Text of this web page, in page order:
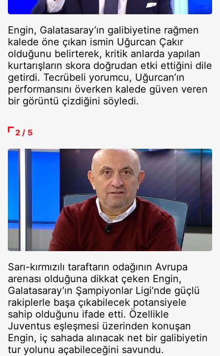
Engin, Galatasaray’ın galibiyetine rağmen
kalede öne çıkan ismin Uğurcan Çakır
olduğunu belirterek, kritik anlarda yapılan
kurtarışların skora doğrudan etki ettiğini dile
getirdi. Tecrübeli yorumcu, Uğurcan’ın
performansını överken kalede güven veren
bir görüntü çizdiğini söyledi.
2 / 5
Sarı-kırmızılı taraftarın odağının Avrupa
arenası olduğuna dikkat çeken Engin,
Galatasaray’ın Şampiyonlar Ligi’nde güçlü
rakiplerle başa çıkabilecek potansiyele
sahip olduğunu ifade etti. Özellikle
Juventus eşleşmesi üzerinden konuşan
Engin, iç sahada alınacak net bir galibiyetin
tur yolunu açabileceğini savundu.